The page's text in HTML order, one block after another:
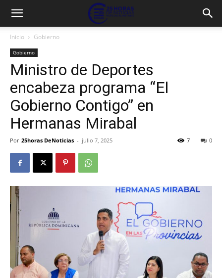
Inicio Gobierno
Gobierno
Ministro de Deportes
encabeza programa “El
Gobierno Contigo” en
Hermanas Mirabal
Por 25horas DeNoticias - julio 7, 2025 0
7